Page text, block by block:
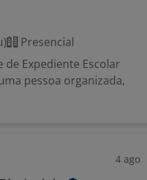
Presencial
de Expediente Escolar
pessoa organizada,
4 ago